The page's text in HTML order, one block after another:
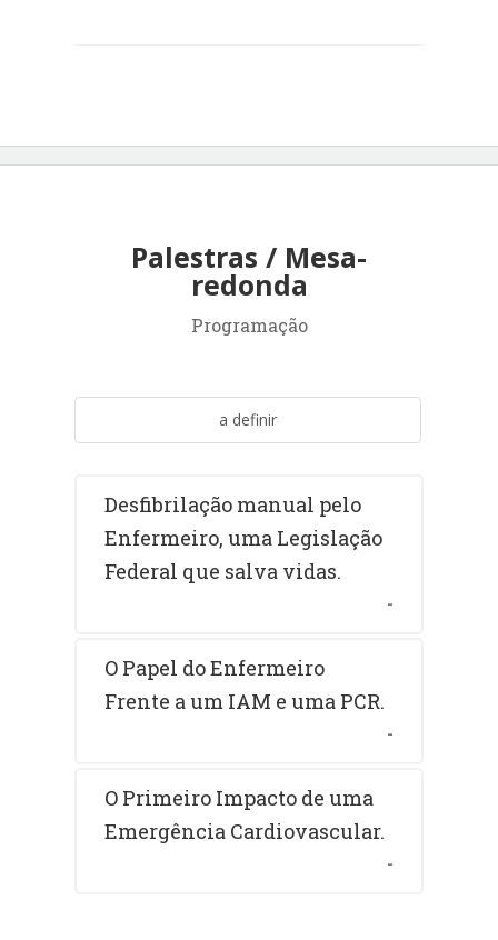
Palestras / Mesa-
redonda
Programação
a definir
Desfibrilação manual pelo
Enfermeiro, uma Legislação
Federal que salva vidas.
-
O Papel do Enfermeiro
Frente a um IAM e uma PCR.
-
O Primeiro Impacto de uma
Emergência Cardiovascular.
-